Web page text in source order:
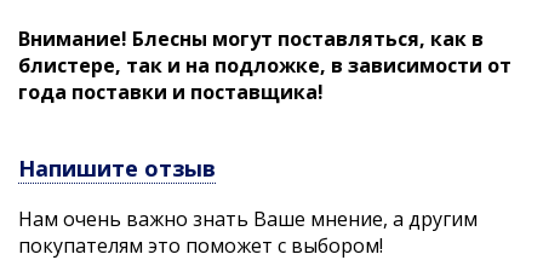
Внимание! Блесны могут поставляться, как в
блистере, так и на подложке, в зависимости от
года поставки и поставщика!
Напишите отзыв
Нам очень важно знать Ваше мнение, а другим
покупателям это поможет с выбором!